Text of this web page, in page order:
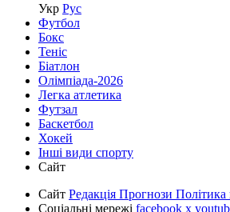
Укр Рус
Футбол
Бокс
Теніс
Біатлон
Олімпіада-2026
Легка атлетика
Футзал
Баскетбол
Хокей
Інші види спорту
Сайт
Сайт Редакція Прогнози Політика
Соціальні мережі facebook x